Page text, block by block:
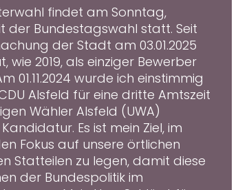
findet am Sonntag,
der Bundestagswahl statt. Seit
der Stadt am 03.01.2025
wie 2019, als einziger Bewerber
01.11.2024 wurde ich einstimmig
Alsfeld für eine dritte Amtszeit
Wähler Alsfeld (UWA)
Es ist mein Ziel, im
Fokus auf unsere örtlichen
Statteilen zu legen, damit diese
der Bundespolitik im